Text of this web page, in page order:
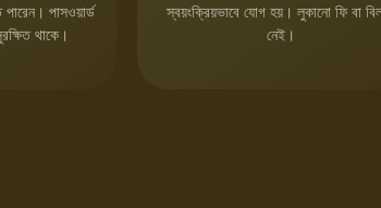
পাসওয়ার্ড
থাকে।
স্বয়ংক্রিয়ভাবে যোগ হয়। লুকানো ফি বা
নেই।